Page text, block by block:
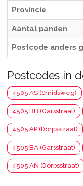
Provincie
Aantal panden
Postcode anders
Postcodes in
4505 AS (Smidsweg)
4505 BB (Garsstraat)
4505 AP (Dorpsstraat)
4505 BA (Garsstraat)
4505 AN (Dorpsstraat)